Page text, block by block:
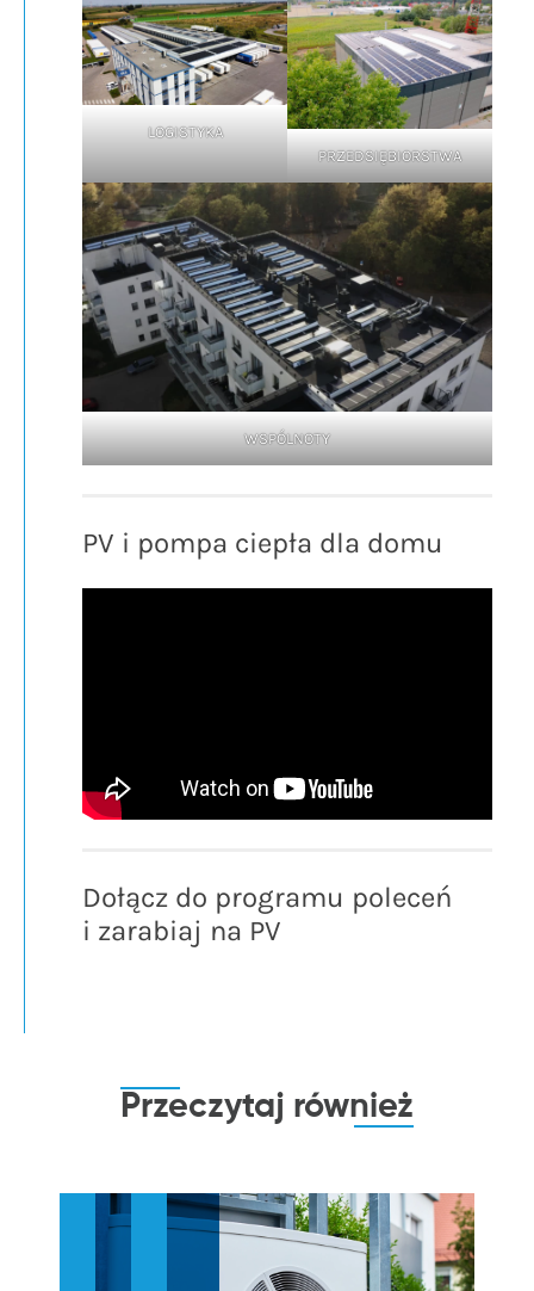
LOGISTYKA
PRZEDSIĘBIORSTWA
WSPÓLNOTY
PV i pompa ciepła dla domu
Dołącz do programu poleceń
i zarabiaj na PV
Przeczytaj również